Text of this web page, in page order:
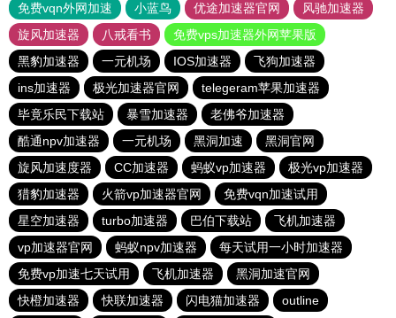
免费vqn外网加速
小蓝鸟 优途加速器官网
风驰加速器
旋风加速器
八戒看书
免费vps加速器外网苹果版
黑豹加速器
一元机场 IOS加速器
飞狗加速器
ins加速器
极光加速器官网
telegeram苹果加速器
毕竟乐民下载站
暴雪加速器
老佛爷加速器
酷通npv加速器
一元机场 黑洞加速
黑洞官网
旋风加速度器
CC加速器 蚂蚁vp加速器
极光vp加速器
猎豹加速器
火箭vp加速器官网
免费vqn加速试用
星空加速器
turbo加速器 巴伯下载站
飞机加速器
vp加速器官网
蚂蚁npv加速器
每天试用一小时加速器
免费vp加速七天试用
飞机加速器
黑洞加速官网
快橙加速器
快联加速器 闪电猫加速器 outline